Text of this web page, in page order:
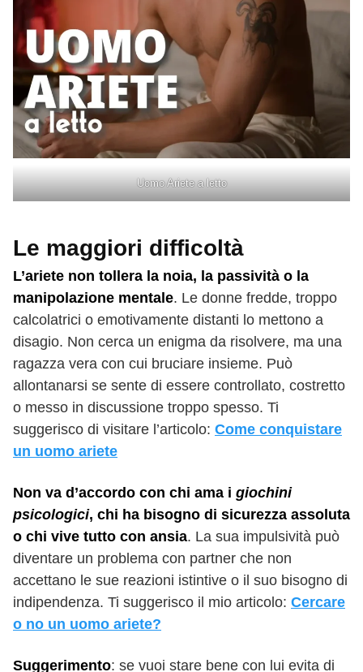
Uomo Ariete a letto
Le maggiori difficoltà
L’ariete non tollera la noia, la passività o la
manipolazione mentale. Le donne fredde, troppo
calcolatrici o emotivamente distanti lo mettono a
disagio. Non cerca un enigma da risolvere, ma una
ragazza vera con cui bruciare insieme. Può
allontanarsi se sente di essere controllato, costretto
o messo in discussione troppo spesso. Ti
suggerisco di visitare l’articolo: Come conquistare
un uomo ariete
Non va d’accordo con chi ama i giochini
psicologici, chi ha bisogno di sicurezza assoluta
o chi vive tutto con ansia. La sua impulsività può
diventare un problema con partner che non
accettano le sue reazioni istintive o il suo bisogno di
indipendenza. Ti suggerisco il mio articolo: Cercare
o no un uomo ariete?
Suggerimento: se vuoi stare bene con lui evita di